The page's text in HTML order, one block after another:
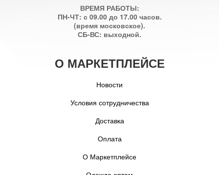
ВРЕМЯ РАБОТЫ:
ПН-ЧТ: с 09.00 до 17.00 часов.
(время московское).
СБ-ВС: выходной.
О МАРКЕТПЛЕЙСЕ
Новости
Условия сотрудничества
Доставка
Оплата
О Маркетплейсе